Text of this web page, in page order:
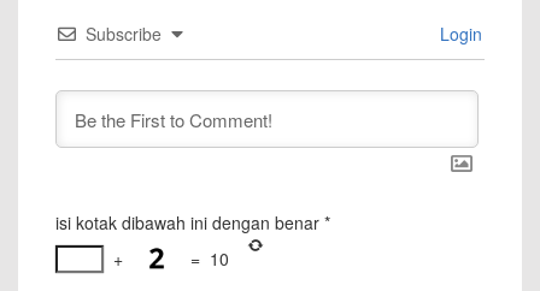
Subscribe Login
isi kotak dibawah ini dengan benar *
+
= 10